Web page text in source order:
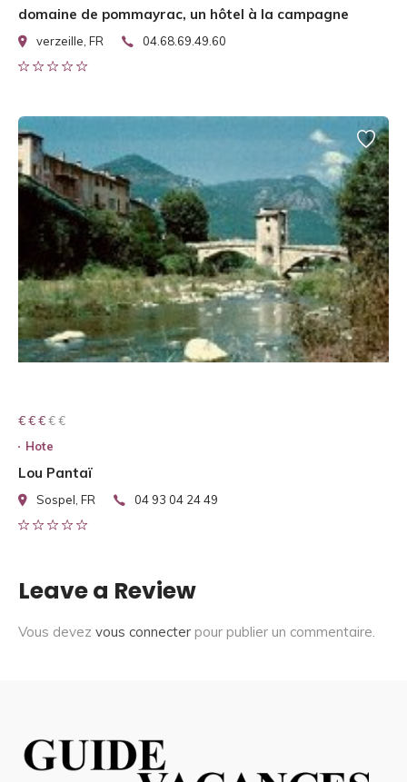
domaine de pommayrac, un hôtel à la campagne
verzeille, FR 04.68.69.49.60
€ € € € €
€ € €
Hote
Lou Pantaï
Sospel, FR 04 93 04 24 49
Leave a Review
Vous devez vous connecter pour publier un commentaire.